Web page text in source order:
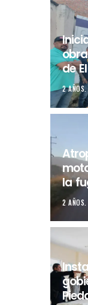
de
2 AÑOS.
la
2 AÑOS.